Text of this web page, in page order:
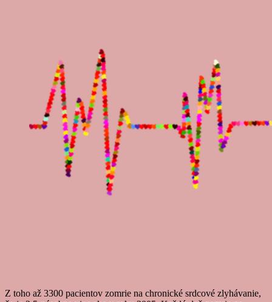
Z toho až 3300 pacientov zomrie na chronické srdcové zlyhávanie,